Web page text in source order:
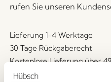
rufen Sie unseren
Lieferung 1-4 Werktage
30 Tage Rückgaberecht
Kostenlose Lieferung über